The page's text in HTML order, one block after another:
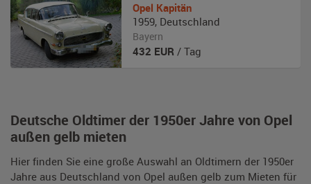
Deutsche Oldtimer der 1950er Jahre von Opel
außen gelb mieten
Hier finden Sie eine große Auswahl an Oldtimern der 1950er
Jahre aus Deutschland von Opel außen gelb zum Mieten für
Opel Kapitän
1959, Deutschland
Bayern
432 EUR / Tag